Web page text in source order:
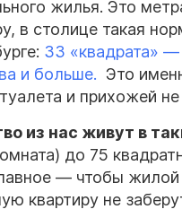
жилья. Это
в столице такая
33 «квадрата»
и больше. Это
и прихожей
из нас живут в
до 75
— чтобы
квартиру не